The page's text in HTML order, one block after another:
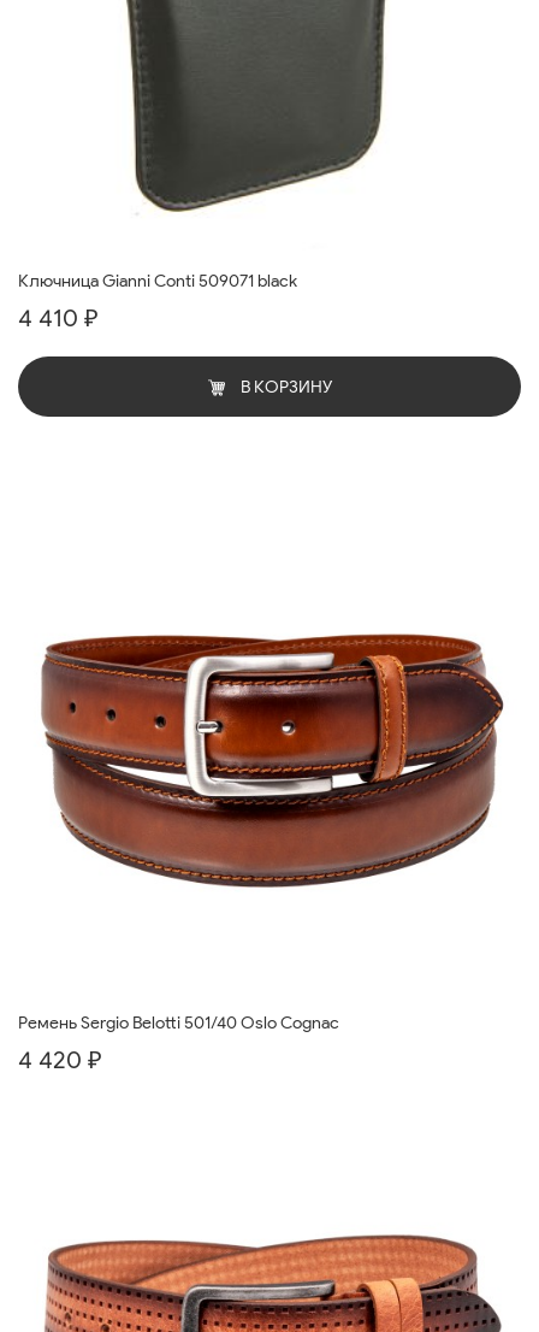
Ключница Gianni Conti 509071 black
4 410 ₽
В КОРЗИНУ
Ремень Sergio Belotti 501/40 Oslo Cognac
4 420 ₽